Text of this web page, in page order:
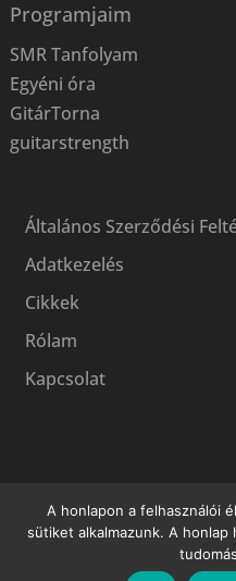
Programjaim
SMR Tanfolyam
Egyéni óra
GitárTorna
guitarstrength
Általános Szerződési
Adatkezelés
Cikkek
Rólam
Kapcsolat
A honlapon a felhasználói
sütiket alkalmazunk. A honlap